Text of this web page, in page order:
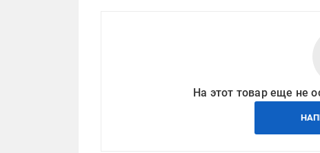
На этот товар еще не